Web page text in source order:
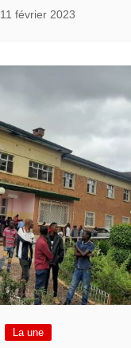
11 février 2023
La une